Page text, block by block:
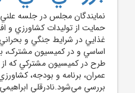
نمايندگان مجلس در جلسه
حمايت از توليدات کشاورزي و
اساسي و در کميسيون مشترک،
طرح در کميسيون مشترکي که
عمران، برنامه و بودجه،
بررسي مي‌شود.نادرقلي